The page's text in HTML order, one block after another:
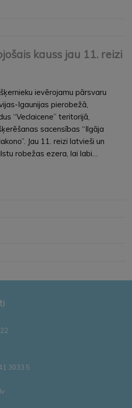
kauss jau 11. reizi
ievērojamu pārsvaru
Igaunijas pierobežā,
“Veclaicene” teritorijā,
sacensības “Ilgāja
Jau 11. reizi latvieši un
robežas ezera, lai labi…
3033 5